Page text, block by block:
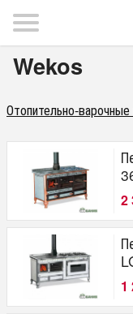
Wekos
Отопительно-варочные
2
1